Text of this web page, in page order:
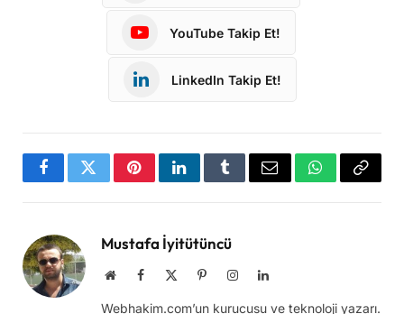
YouTube Takip Et!
LinkedIn Takip Et!
FacebookTwitterPinterestLinkedInTumblrEmail WhatsApp
Copy
Mustafa İyitütüncü
WebsiteFacebook PinterestInstagramLinkedIn
Webhakim.com’un kurucusu ve teknoloji yazarı.